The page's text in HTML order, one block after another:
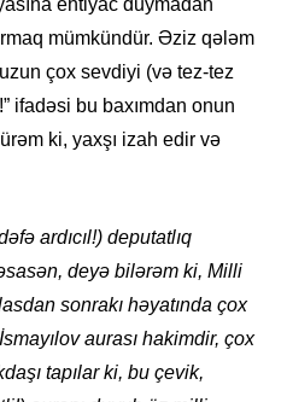
mümkündür. Əziz qələm
çox sevdiyi (və tez-tez
ifadəsi bu baxımdan onun
ki, yaxşı izah edir və
ardıcıl!) deputatlıq
deyə bilərəm ki, Milli
sonrakı həyatında çox
aurası hakimdir, çox
tapılar ki, bu çevik,